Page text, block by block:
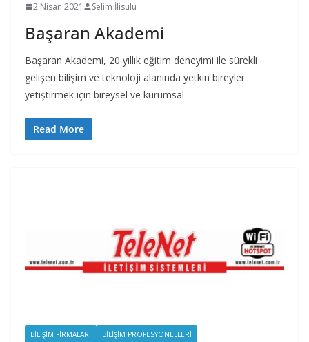
2 Nisan 2021 Selim İlisulu
Başaran Akademi
Başaran Akademi, 20 yıllık eğitim deneyimi ile sürekli
gelişen bilişim ve teknoloji alanında yetkin bireyler
yetiştirmek için bireysel ve kurumsal
Read More
BILIŞIM FIRMALARI BILIŞIM PROFESYONELLERI